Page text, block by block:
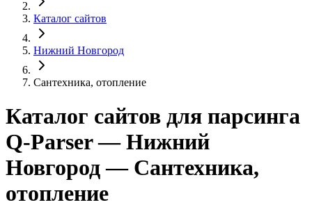
Каталог сайтов
Нижний Новгород
Сантехника, отопление
Каталог сайтов для парсинга
Q-Parser— Нижний
Новгород — Сантехника,
отопление